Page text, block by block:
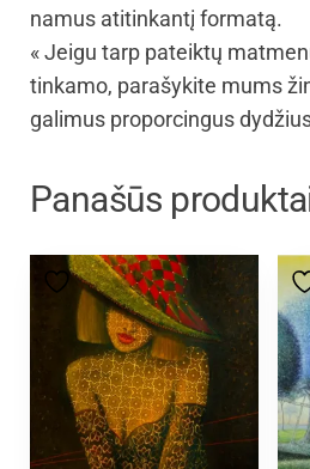
namus atitinkantį formatą.
« Jeigu tarp pateiktų
tinkamo, parašykite mums
galimus proporcingus
Panašūs